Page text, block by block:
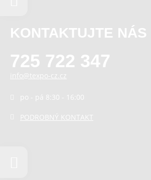
KONTAKTUJTE NÁS
725 722 347
info@texpo-cz.cz
po - pá 8:30 - 16:00
PODROBNÝ KONTAKT